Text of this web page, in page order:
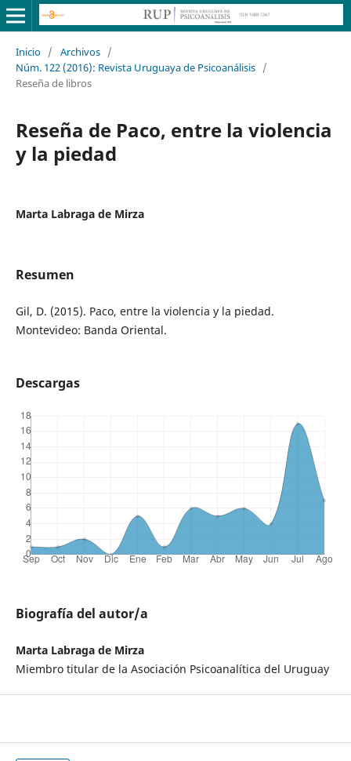
Inicio / Archivos /
Núm. 122 (2016): Revista Uruguaya de Psicoanálisis /
Reseña de libros
Reseña de Paco, entre la violencia
y la piedad
Marta Labraga de Mirza
Resumen
Gil, D. (2015). Paco, entre la violencia y la piedad.
Montevideo: Banda Oriental.
Descargas
Biografía del autor/a
Marta Labraga de Mirza
Miembro titular de la Asociación Psicoanalítica del Uruguay